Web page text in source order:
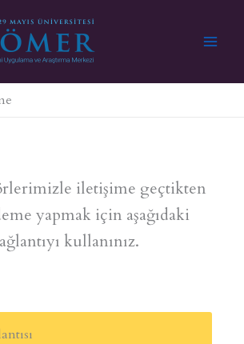
iletişime geçtikten
yapmak için aşağıdaki
kullanınız.